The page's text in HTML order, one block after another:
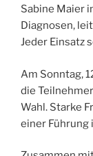
Sabine Maier
Diagnosen,
Jeder Einsatz
Am Sonntag,
die
Wahl. Starke
einer Führung